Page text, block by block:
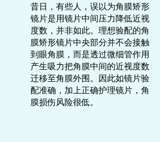
昔日，有些人，误以为角膜矫形
镜片是用镜片中间压力降低近视
度数，并非如此。理想验配的角
膜矫形镜片中央部分并不会接触
到眼角膜，而是透过微细管作用
产生吸力把角膜中间的近视度数
迁移至角膜外围。因此如镜片验
配准确，加上正确护理镜片，角
膜损伤风险很低。